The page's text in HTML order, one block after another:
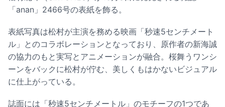
「anan」2466号の表紙を飾る。
表紙写真は松村が主演を務める映画「秒速5センチメート
ル」とのコラボレーションとなっており、原作者の新海誠
の協力のもと実写とアニメーションが融合。桜舞うワンシ
ーンをバックに松村が佇む、美しくもはかないビジュアル
に仕上がっている。
誌面には「秒速5センチメートル」のモチーフの1つであ